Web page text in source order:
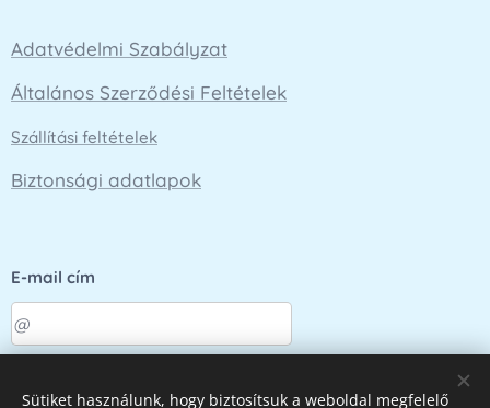
Adatvédelmi Szabályzat
Általános Szerződési Feltételek
Szállítási feltételek
Biztonsági adatlapok
E-mail cím
Küldés
Sütiket használunk, hogy biztosítsuk a weboldal megfelelő